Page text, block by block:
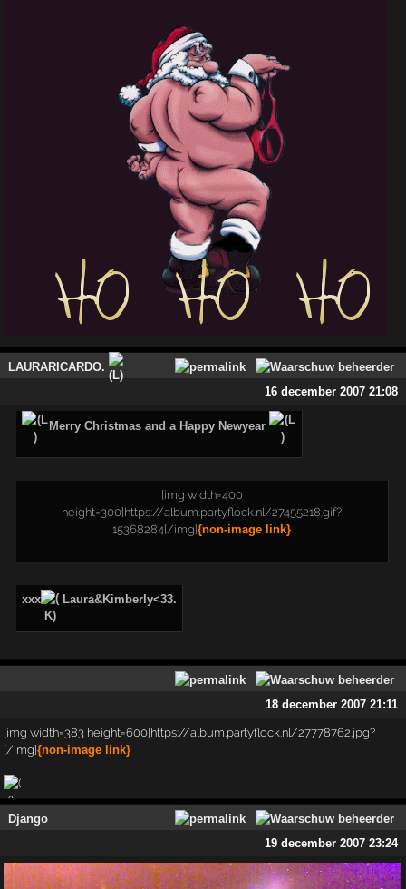
LAURARICARDO.
16 december 2007 21:08
Merry Christmas and a Happy Newyear
[img width=400
height=300]https://album.partyflock.nl/27455218.gif?
15368284[/img]{non-image link}
xxx Laura&Kimberly<33.
18 december 2007 21:11
[img width=383 height=600]https://album.partyflock.nl/27778762.jpg?
[/img]{non-image link}
Django
19 december 2007 23:24